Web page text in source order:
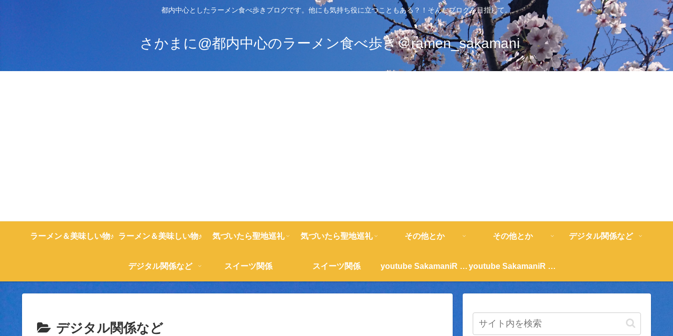
都内中心としたラーメン食べ歩きブログです。他にも気持ち役に立つこともある？！そんなブログを目指して。
さかまに@都内中心のラーメン食べ歩き＠ramen_sakamani
ラーメン＆美味しい物♪ ラーメン＆美味しい物♪ 気づいたら聖地巡礼 気づいたら聖地巡礼 その他とか その他とか デジタル関係など
デジタル関係など スイーツ関係 スイーツ関係 youtube SakamaniR 紹介 youtube SakamaniR 紹介
デジタル関係など